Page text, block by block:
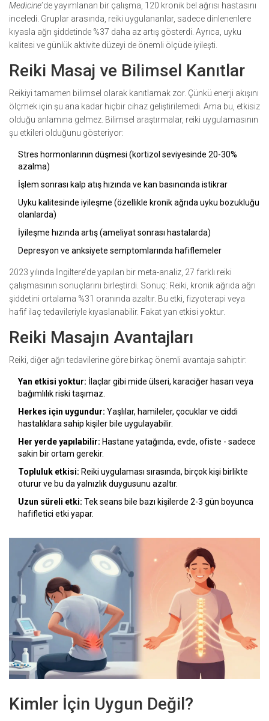
Medicine’de yayımlanan bir çalışma, 120 kronik bel ağrısı hastasını
inceledi. Gruplar arasında, reiki uygulananlar, sadece dinlenenlere
kıyasla ağrı şiddetinde %37 daha az artış gösterdi. Ayrıca, uyku
kalitesi ve günlük aktivite düzeyi de önemli ölçüde iyileşti.
Reiki Masaj ve Bilimsel Kanıtlar
Reikiyi tamamen bilimsel olarak kanıtlamak zor. Çünkü enerji akışını
ölçmek için şu ana kadar hiçbir cihaz geliştirilemedi. Ama bu, etkisiz
olduğu anlamına gelmez. Bilimsel araştırmalar, reiki uygulamasının
şu etkileri olduğunu gösteriyor:
Stres hormonlarının düşmesi (kortizol seviyesinde 20-30%
azalma)
İşlem sonrası kalp atış hızında ve kan basıncında istikrar
Uyku kalitesinde iyileşme (özellikle kronik ağrıda uyku bozukluğu
olanlarda)
İyileşme hızında artış (ameliyat sonrası hastalarda)
Depresyon ve anksiyete semptomlarında hafiflemeler
2023 yılında İngiltere’de yapılan bir meta-analiz, 27 farklı reiki
çalışmasının sonuçlarını birleştirdi. Sonuç: Reiki, kronik ağrıda ağrı
şiddetini ortalama %31 oranında azaltır. Bu etki, fizyoterapi veya
hafif ilaç tedavileriyle kıyaslanabilir. Fakat yan etkisi yoktur.
Reiki Masajın Avantajları
Reiki, diğer ağrı tedavilerine göre birkaç önemli avantaja sahiptir:
Yan etkisi yoktur: İlaçlar gibi mide ülseri, karaciğer hasarı veya
bağımlılık riski taşımaz.
Herkes için uygundur: Yaşlılar, hamileler, çocuklar ve ciddi
hastalıklara sahip kişiler bile uygulayabilir.
Her yerde yapılabilir: Hastane yatağında, evde, ofiste - sadece
sakin bir ortam gerekir.
Topluluk etkisi: Reiki uygulaması sırasında, birçok kişi birlikte
oturur ve bu da yalnızlık duygusunu azaltır.
Uzun süreli etki: Tek seans bile bazı kişilerde 2-3 gün boyunca
hafifletici etki yapar.
Kimler İçin Uygun Değil?